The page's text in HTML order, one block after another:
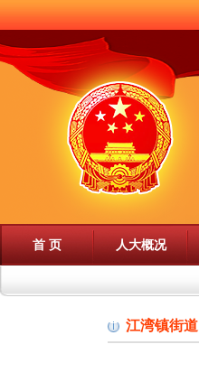
首 页 人大概况
江湾镇街道